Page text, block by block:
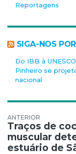
Reportagens
SIGA-NOS
Do IBB à
Pinheiro se
nacional
Traços de
muscular
estuário de